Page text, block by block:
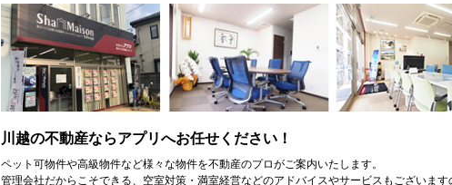
川越の不動産ならアプリへお任せください！
ペット可物件や高級物件など様々な物件を不動産のプロがご案内いたします。
管理会社だからこそできる、空室対策・満室経営などのアドバイスやサービスもございます